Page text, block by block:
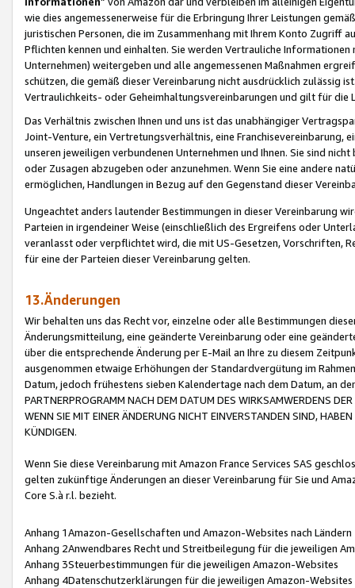
wie dies angemessenerweise für die Erbringung Ihrer Leistungen
juristischen Personen, die im Zusammenhang mit Ihrem Konto
Pflichten kennen und einhalten. Sie werden Vertrauliche
Unternehmen) weitergeben und alle angemessenen Maßnahmen
schützen, die gemäß dieser Vereinbarung nicht ausdrücklich zulässig
Vertraulichkeits- oder Geheimhaltungsvereinbarungen und gilt für die
Das Verhältnis zwischen Ihnen und uns ist das unabhängiger
Joint-Venture, ein Vertretungsverhältnis, eine Franchisevereinbarung,
unseren jeweiligen verbundenen Unternehmen und Ihnen. Sie sind
oder Zusagen abzugeben oder anzunehmen. Wenn Sie eine andere
ermöglichen, Handlungen in Bezug auf den Gegenstand dieser
Ungeachtet anders lautender Bestimmungen in dieser Vereinbarung
Parteien in irgendeiner Weise (einschließlich des Ergreifens oder
veranlasst oder verpflichtet wird, die mit US-Gesetzen, Vorschriften,
für eine der Parteien dieser Vereinbarung gelten.
13.Änderungen
Wir behalten uns das Recht vor, einzelne oder alle Bestimmungen
Änderungsmitteilung, eine geänderte Vereinbarung oder eine
über die entsprechende Änderung per E-Mail an Ihre zu diesem
ausgenommen etwaige Erhöhungen der Standardvergütung im
Datum, jedoch frühestens sieben Kalendertage nach dem Datum, an
PARTNERPROGRAMM NACH DEM DATUM DES WIRKSAMWERDENS
WENN SIE MIT EINER ÄNDERUNG NICHT EINVERSTANDEN SIND,
KÜNDIGEN.
Wenn Sie diese Vereinbarung mit Amazon France Services SAS
gelten zukünftige Änderungen an dieser Vereinbarung für Sie und
Core S.à r.l. bezieht.
Anhang 1Amazon-Gesellschaften und Amazon-Websites nach Ländern
Anhang 2Anwendbares Recht und Streitbeilegung für die jeweiligen
Anhang 3Steuerbestimmungen für die jeweiligen Amazon-Websites
Anhang 4Datenschutzerklärungen für die jeweiligen Amazon-Websites